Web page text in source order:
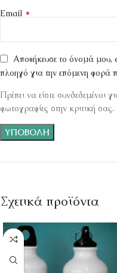
Email *
Αποθήκευσε το όνομά μου,
πλοηγό για την επόμενη φορά
Πρέπει να είστε συνδεδεμένοι
φωτογραφίες στην κριτική σας.
Σχετικά προϊόντα